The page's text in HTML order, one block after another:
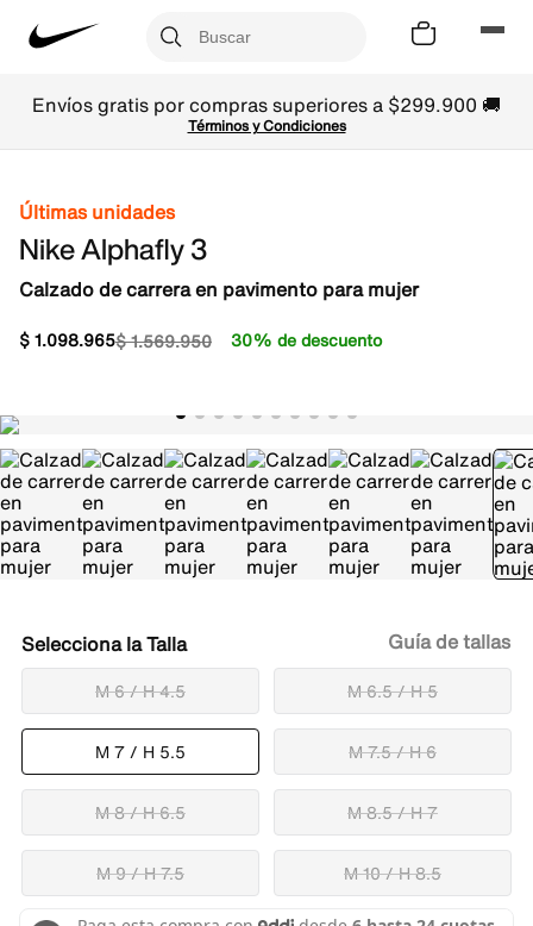
Envíos gratis por compras superiores a $299.900 🚚
Términos y Condiciones
Últimas unidades
Nike Alphafly 3
Calzado de carrera en pavimento para mujer
$1.569.950
$1.098.965 30% de descuento
Talla
M 6 / H 4.5 M 6.5 / H 5
M 7 / H 5.5 M 7.5 / H 6
M 8 / H 6.5 M 8.5 / H 7
M 9 / H 7.5 M 10 / H 8.5
Guía de tallas